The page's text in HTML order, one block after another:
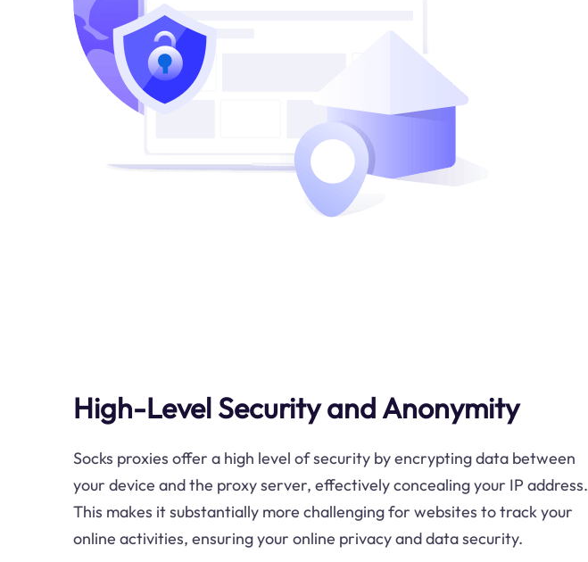
High-Level Security and Anonymity
Socks proxies offer a high level of security by encrypting data between
your device and the proxy server, effectively concealing your IP address.
This makes it substantially more challenging for websites to track your
online activities, ensuring your online privacy and data security.